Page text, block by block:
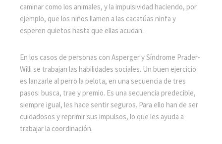
caminar como los animales, y la impulsividad haciendo, por
ejemplo, que los niños llamen a las cacatúas ninfa y
esperen quietos hasta que ellas acudan.
En los casos de personas con Asperger y Síndrome Prader-
Willi se trabajan las habilidades sociales. Un buen ejercicio
es lanzarle al perro la pelota, en una secuencia de tres
pasos: busca, trae y premio. Es una secuencia predecible,
siempre igual, les hace sentir seguros. Para ello han de ser
cuidadosos y reprimir sus impulsos, lo que les ayuda a
trabajar la coordinación.